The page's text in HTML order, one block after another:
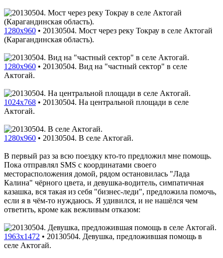
1280x960 • 20130504. Мост через реку Токрау в селе Актогай
(Карагандинская область).
1280x960 • 20130504. Вид на "частный сектор" в селе
Актогай.
1024x768 • 20130504. На центральной площади в селе
Актогай.
1280x960 • 20130504. В селе Актогай.
В первый раз за всю поездку кто-то предложил мне помощь.
Пока отправлял SMS с координатами своего
месторасположения домой, рядом остановилась "Лада
Калина" чёрного цвета, и девушка-водитель, симпатичная
казашка, вся такая из себя "бизнес-леди", предложила помочь,
если я в чём-то нуждаюсь. Я удивился, и не нашёлся чем
ответить, кроме как вежливым отказом:
1963x1472 • 20130504. Девушка, предложившая помощь в
селе Актогай.